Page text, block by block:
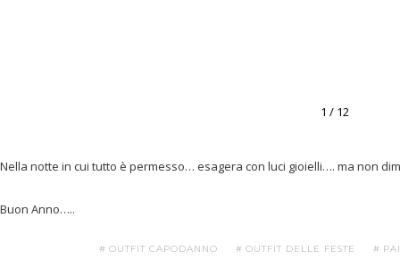
1 / 12
Nella notte in cui tutto è permesso… esagera con luci gioielli…. ma non
Buon Anno…..
OUTFIT CAPODANNO OUTFIT DELLE FESTE